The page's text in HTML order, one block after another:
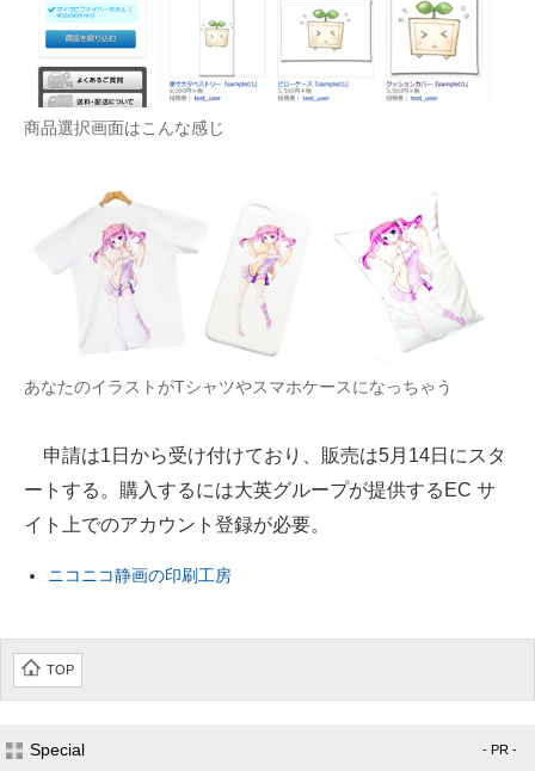
商品選択画面はこんな感じ
あなたのイラストがTシャツやスマホケースになっちゃう
申請は1日から受け付けており、販売は5月14日にスタ
ートする。購入するには大英グループが提供するEC サ
イト上でのアカウント登録が必要。
ニコニコ静画の印刷工房
TOP
Special - PR -